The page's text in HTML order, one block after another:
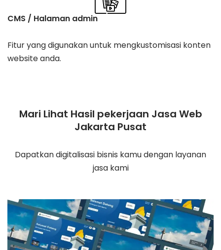
CMS / Halaman admin
Fitur yang digunakan untuk mengkustomisasi konten
website anda.
Mari Lihat Hasil pekerjaan Jasa Web
Jakarta Pusat
Dapatkan digitalisasi bisnis kamu dengan layanan
jasa kami